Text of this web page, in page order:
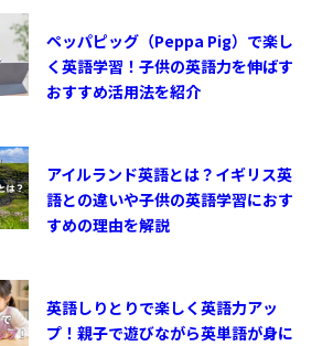
ペッパピッグ（Peppa Pig）で楽し
く英語学習！子供の英語力を伸ばす
おすすめ活用法を紹介
アイルランド英語とは？イギリス英
語との違いや子供の英語学習におす
すめの理由を解説
英語しりとりで楽しく英語力アッ
プ！親子で遊びながら英単語が身に